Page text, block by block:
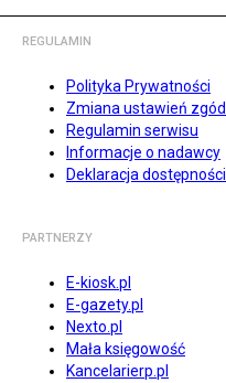
REGULAMIN
Polityka Prywatności
Zmiana ustawień zgód
Regulamin serwisu
Informacje o nadawcy
Deklaracja dostępności
PARTNERZY
E-kiosk.pl
E-gazety.pl
Nexto.pl
Mała księgowość
Kancelarierp.pl